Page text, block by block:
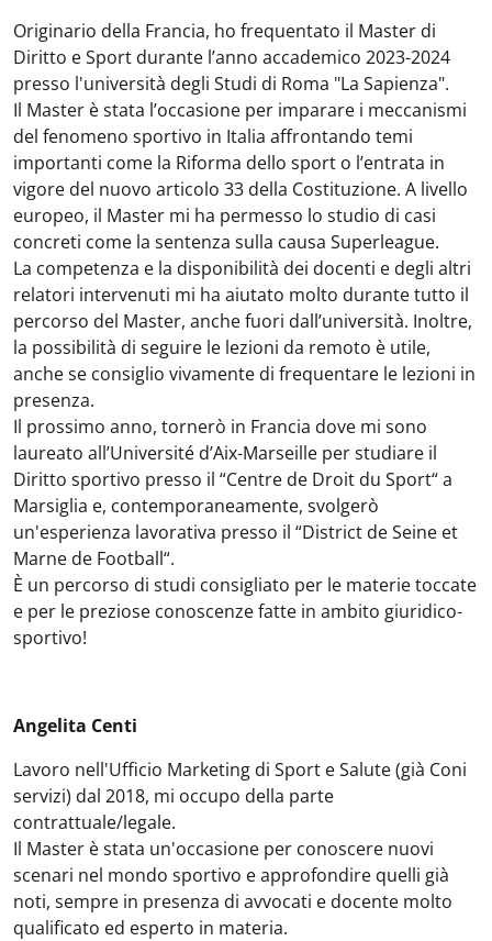
Originario della Francia, ho frequentato il Master di
Diritto e Sport durante l’anno accademico 2023-2024
presso l'università degli Studi di Roma "La Sapienza".
Il Master è stata l’occasione per imparare i meccanismi
del fenomeno sportivo in Italia affrontando temi
importanti come la Riforma dello sport o l’entrata in
vigore del nuovo articolo 33 della Costituzione. A livello
europeo, il Master mi ha permesso lo studio di casi
concreti come la sentenza sulla causa Superleague.
La competenza e la disponibilità dei docenti e degli altri
relatori intervenuti mi ha aiutato molto durante tutto il
percorso del Master, anche fuori dall’università. Inoltre,
la possibilità di seguire le lezioni da remoto è utile,
anche se consiglio vivamente di frequentare le lezioni in
presenza.
Il prossimo anno, tornerò in Francia dove mi sono
laureato all’Université d’Aix-Marseille per studiare il
Diritto sportivo presso il “Centre de Droit du Sport“ a
Marsiglia e, contemporaneamente, svolgerò
un'esperienza lavorativa presso il “District de Seine et
Marne de Football“.
È un percorso di studi consigliato per le materie toccate
e per le preziose conoscenze fatte in ambito giuridico-
sportivo!
Angelita Centi
Lavoro nell'Ufficio Marketing di Sport e Salute (già Coni
servizi) dal 2018, mi occupo della parte
contrattuale/legale.
Il Master è stata un'occasione per conoscere nuovi
scenari nel mondo sportivo e approfondire quelli già
noti, sempre in presenza di avvocati e docente molto
qualificato ed esperto in materia.